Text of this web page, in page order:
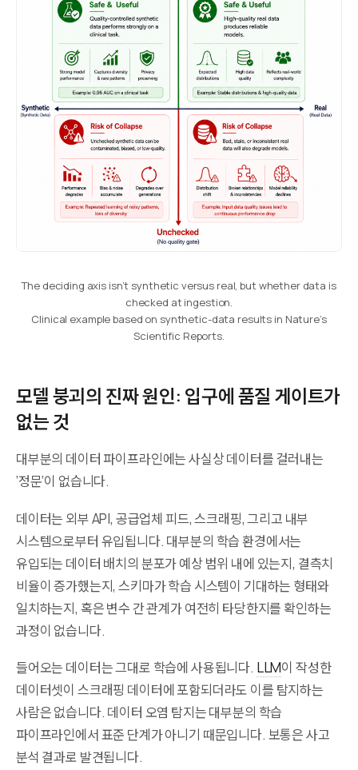
The deciding axis isn’t synthetic versus real, but whether data is
checked at ingestion.
Clinical example based on synthetic-data results in Nature’s
Scientific Reports.
모델 붕괴의 진짜 원인: 입구에 품질 게이트가
없는 것
대부분의 데이터 파이프라인에는 사실상 데이터를 걸러내는
‘정문’이 없습니다.
데이터는 외부 API, 공급업체 피드, 스크래핑, 그리고 내부
시스템으로부터 유입됩니다. 대부분의 학습 환경에서는
유입되는 데이터 배치의 분포가 예상 범위 내에 있는지, 결측치
비율이 증가했는지, 스키마가 학습 시스템이 기대하는 형태와
일치하는지, 혹은 변수 간 관계가 여전히 타당한지를 확인하는
과정이 없습니다.
들어오는 데이터는 그대로 학습에 사용됩니다. LLM이 작성한
데이터셋이 스크래핑 데이터에 포함되더라도 이를 탐지하는
사람은 없습니다. 데이터 오염 탐지는 대부분의 학습
파이프라인에서 표준 단계가 아니기 때문입니다. 보통은 사고
분석 결과로 발견됩니다.